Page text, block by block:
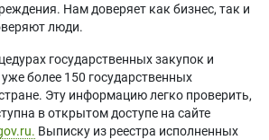
Нам доверяет как бизнес, так и
люди.
государственных закупок и
более 150 государственных
Эту информацию легко проверить,
в открытом доступе на сайте
Выписку из реестра исполненных